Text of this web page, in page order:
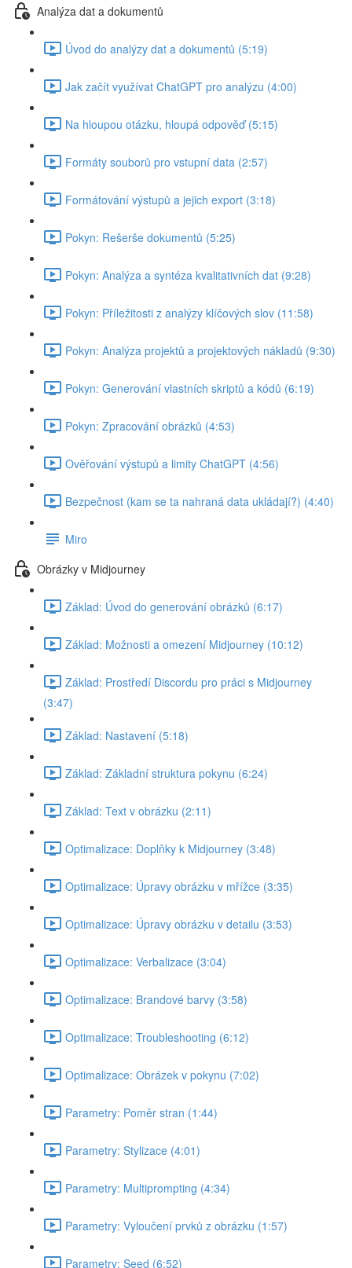
Analýza dat a dokumentů
Úvod do analýzy dat a dokumentů (5:19)
Jak začít využívat ChatGPT pro analýzu (4:00)
Na hloupou otázku, hloupá odpověď (5:15)
Formáty souborů pro vstupní data (2:57)
Formátování výstupů a jejich export (3:18)
Pokyn: Rešerše dokumentů (5:25)
Pokyn: Analýza a syntéza kvalitativních dat (9:28)
Pokyn: Příležitosti z analýzy klíčových slov (11:58)
Pokyn: Analýza projektů a projektových nákladů (9:30)
Pokyn: Generování vlastních skriptů a kódů (6:19)
Pokyn: Zpracování obrázků (4:53)
Ověřování výstupů a limity ChatGPT (4:56)
Bezpečnost (kam se ta nahraná data ukládají?) (4:40)
Miro
Obrázky v Midjourney
Základ: Úvod do generování obrázků (6:17)
Základ: Možnosti a omezení Midjourney (10:12)
Základ: Prostředí Discordu pro práci s Midjourney
(3:47)
Základ: Nastavení (5:18)
Základ: Základní struktura pokynu (6:24)
Základ: Text v obrázku (2:11)
Optimalizace: Doplňky k Midjourney (3:48)
Optimalizace: Úpravy obrázku v mřížce (3:35)
Optimalizace: Úpravy obrázku v detailu (3:53)
Optimalizace: Verbalizace (3:04)
Optimalizace: Brandové barvy (3:58)
Optimalizace: Troubleshooting (6:12)
Optimalizace: Obrázek v pokynu (7:02)
Parametry: Poměr stran (1:44)
Parametry: Stylizace (4:01)
Parametry: Multiprompting (4:34)
Parametry: Vyloučení prvků z obrázku (1:57)
Parametry: Seed (6:52)